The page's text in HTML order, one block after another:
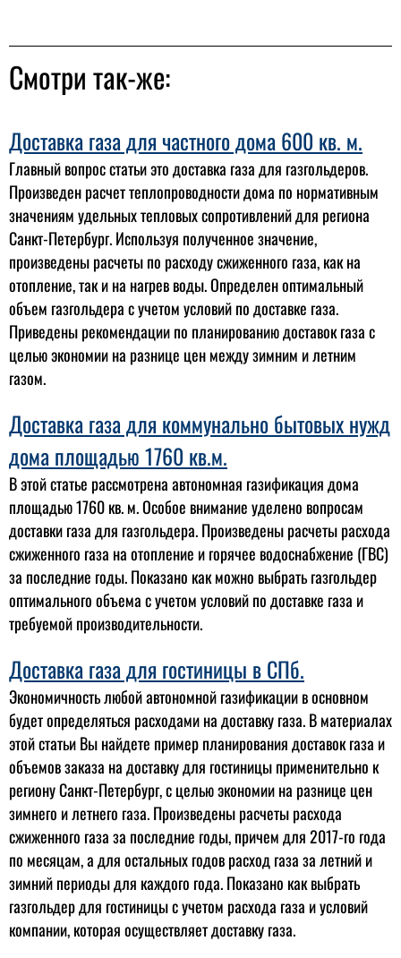
Смотри так-же:
Доставка газа для частного дома 600 кв. м.
Главный вопрос статьи это доставка газа для газгольдеров.
Произведен расчет теплопроводности дома по нормативным
значениям удельных тепловых сопротивлений для региона
Санкт-Петербург. Используя полученное значение,
произведены расчеты по расходу сжиженного газа, как на
отопление, так и на нагрев воды. Определен оптимальный
объем газгольдера с учетом условий по доставке газа.
Приведены рекомендации по планированию доставок газа с
целью экономии на разнице цен между зимним и летним
газом.
Доставка газа для коммунально бытовых нужд
дома площадью 1760 кв.м.
В этой статье рассмотрена автономная газификация дома
площадью 1760 кв. м. Особое внимание уделено вопросам
доставки газа для газгольдера. Произведены расчеты расхода
сжиженного газа на отопление и горячее водоснабжение (ГВС)
за последние годы. Показано как можно выбрать газгольдер
оптимального объема с учетом условий по доставке газа и
требуемой производительности.
Доставка газа для гостиницы в СПб.
Экономичность любой автономной газификации в основном
будет определяться расходами на доставку газа. В материалах
этой статьи Вы найдете пример планирования доставок газа и
объемов заказа на доставку для гостиницы применительно к
региону Санкт-Петербург, с целью экономии на разнице цен
зимнего и летнего газа. Произведены расчеты расхода
сжиженного газа за последние годы, причем для 2017-го года
по месяцам, а для остальных годов расход газа за летний и
зимний периоды для каждого года. Показано как выбрать
газгольдер для гостиницы с учетом расхода газа и условий
компании, которая осуществляет доставку газа.